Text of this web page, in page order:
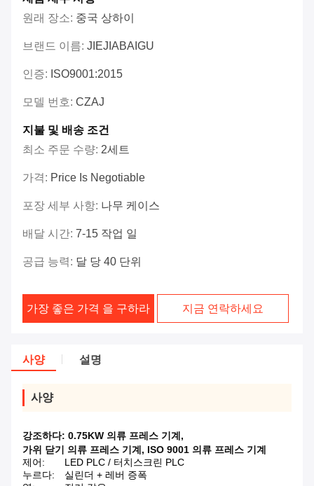
원래 장소: 중국 상하이
브랜드 이름: JIEJIABAIGU
인증: ISO9001:2015
모델 번호: CZAJ
지불 및 배송 조건
최소 주문 수량: 2세트
가격: Price Is Negotiable
포장 세부 사항: 나무 케이스
배달 시간: 7-15 작업 일
공급 능력: 달 당 40 단위
가장 좋은 가격 을 구하라 지금 연락하세요
사양 설명
사양
강조하다: 0.75KW 의류 프레스 기계 ,
가위 닫기 의류 프레스 기계 , ISO 9001 의류 프레스 기계
제어:
LED PLC / 터치스크린 PLC
누르다:
실린더 + 레버 증폭